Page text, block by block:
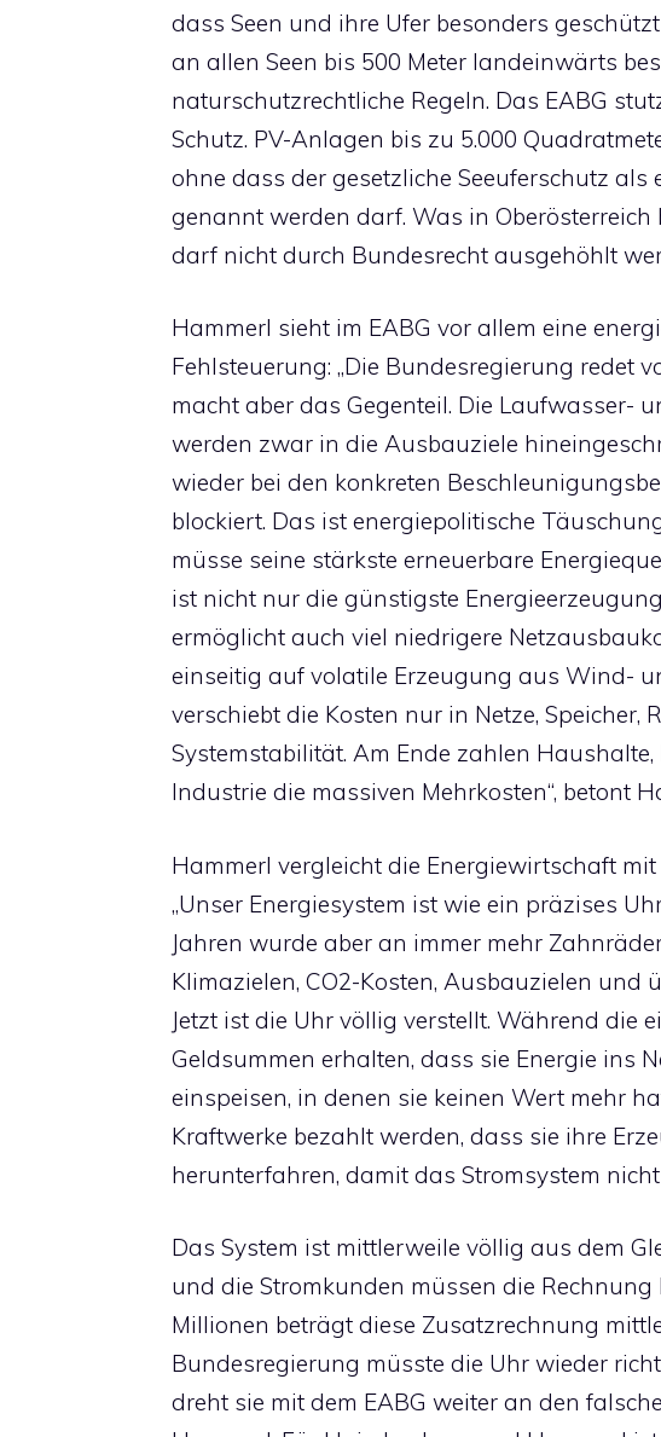
dass Seen und ihre Ufer besonders
an allen Seen bis 500 Meter landeinwärts
naturschutzrechtliche Regeln. Das EABG
Schutz. PV-Anlagen bis zu 5.000
ohne dass der gesetzliche Seeuferschutz
genannt werden darf. Was in
darf nicht durch Bundesrecht ausgehöhlt
Hammerl sieht im EABG vor allem eine
Fehlsteuerung: „Die Bundesregierung redet
macht aber das Gegenteil. Die Laufwasser-
werden zwar in die Ausbauziele
wieder bei den konkreten
blockiert. Das ist energiepolitische
müsse seine stärkste erneuerbare
ist nicht nur die günstigste
ermöglicht auch viel niedrigere
einseitig auf volatile Erzeugung aus Wind-
verschiebt die Kosten nur in Netze, Speicher,
Systemstabilität. Am Ende zahlen Haushalte,
Industrie die massiven Mehrkosten“, betont
Hammerl vergleicht die Energiewirtschaft
„Unser Energiesystem ist wie ein präzises
Jahren wurde aber an immer mehr
Klimazielen, CO2-Kosten, Ausbauzielen und
Jetzt ist die Uhr völlig verstellt. Während die
Geldsummen erhalten, dass sie Energie ins
einspeisen, in denen sie keinen Wert mehr
Kraftwerke bezahlt werden, dass sie ihre
herunterfahren, damit das Stromsystem
Das System ist mittlerweile völlig aus dem
und die Stromkunden müssen die Rechnung
Millionen beträgt diese Zusatzrechnung
Bundesregierung müsste die Uhr wieder
dreht sie mit dem EABG weiter an den